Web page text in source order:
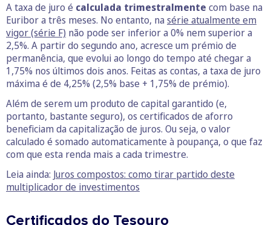
A taxa de juro é calculada trimestralmente com base na
Euribor a três meses. No entanto, na série atualmente em
vigor (série F) não pode ser inferior a 0% nem superior a
2,5%. A partir do segundo ano, acresce um prémio de
permanência, que evolui ao longo do tempo até chegar a
1,75% nos últimos dois anos. Feitas as contas, a taxa de juro
máxima é de 4,25% (2,5% base + 1,75% de prémio).
Além de serem um produto de capital garantido (e,
portanto, bastante seguro), os certificados de aforro
beneficiam da capitalização de juros. Ou seja, o valor
calculado é somado automaticamente à poupança, o que faz
com que esta renda mais a cada trimestre.
Leia ainda: Juros compostos: como tirar partido deste
multiplicador de investimentos
Certificados do Tesouro